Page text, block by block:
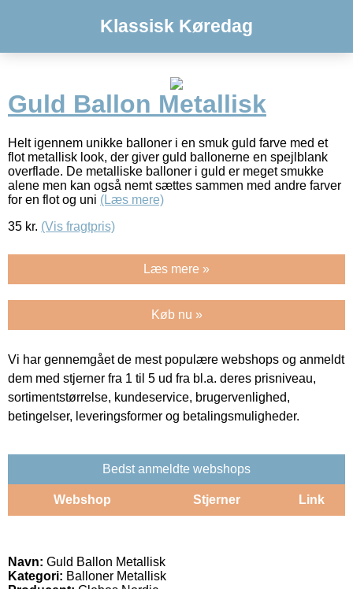
Klassisk Køredag
Guld Ballon Metallisk
Helt igennem unikke balloner i en smuk guld farve med et
flot metallisk look, der giver guld ballonerne en spejlblank
overflade. De metalliske balloner i guld er meget smukke
alene men kan også nemt sættes sammen med andre farver
for en flot og uni (Læs mere)
35 kr. (Vis fragtpris)
Læs mere »
Køb nu »
Vi har gennemgået de mest populære webshops og anmeldt
dem med stjerner fra 1 til 5 ud fra bl.a. deres prisniveau,
sortimentstørrelse, kundeservice, brugervenlighed,
betingelser, leveringsformer og betalingsmuligheder.
Bedst anmeldte webshops
Webshop Stjerner Link
Navn: Guld Ballon Metallisk
Kategori: Balloner Metallisk